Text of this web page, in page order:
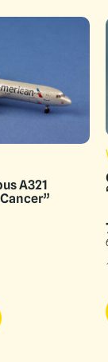
A321